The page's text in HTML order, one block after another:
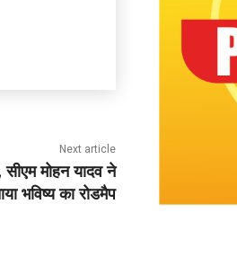
Next article
मोहन यादव ने
भविष्य का रोडमैप